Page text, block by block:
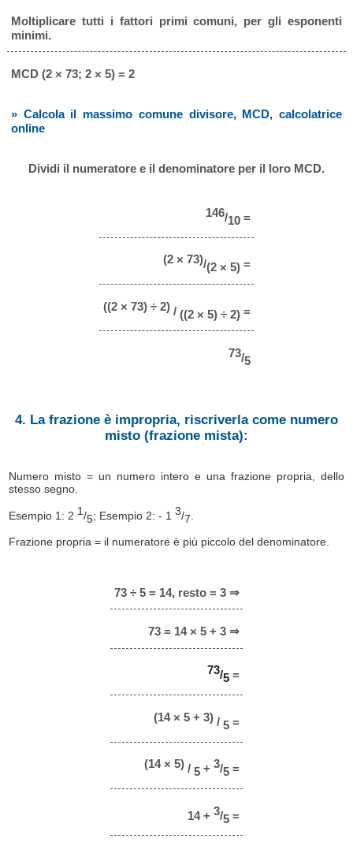
Moltiplicare tutti i fattori primi comuni, per gli esponenti
minimi.
MCD (2 × 73; 2 × 5) = 2
» Calcola il massimo comune divisore, MCD, calcolatrice
online
Dividi il numeratore e il denominatore per il loro MCD.
146/10=
(2 × 73)/(2 × 5)=
((2 × 73) ÷ 2)/ ((2 × 5) ÷ 2)=
73/5
4. La frazione è impropria, riscriverla come numero
misto (frazione mista):
Numero misto = un numero intero e una frazione propria, dello
stesso segno.
Esempio 1: 2 1/5; Esempio 2: - 13/7
Frazione propria = il numeratore è più piccolo del denominatore.
73 ÷ 5 = 14, resto = 3 ⇒
73 = 14 × 5 + 3 ⇒
73/5=
(14 × 5 + 3)/ 5=
(14 × 5)/ 5+ 3/5=
14 + 3/5=